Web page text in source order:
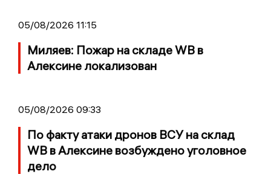
05/08/2026 11:15
Миляев: Пожар на складе WB в
Алексине локализован
05/08/2026 09:33
По факту атаки дронов ВСУ на склад
WB в Алексине возбуждено уголовное
дело